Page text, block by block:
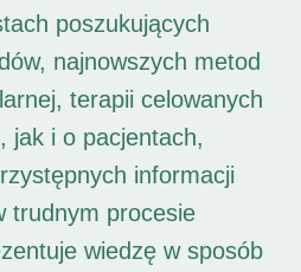
poszukujących
najnowszych metod
terapii celowanych
jak i o pacjentach,
informacji
trudnym procesie
wiedzę w sposób